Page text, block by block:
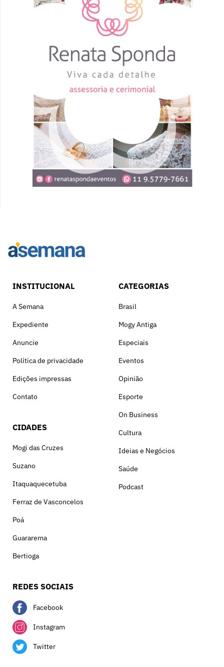
INSTITUCIONAL
A Semana
Expediente
Anuncie
Política de privacidade
Edições impressas
Contato
CIDADES
Mogi das Cruzes
Suzano
Itaquaquecetuba
Ferraz de Vasconcelos
Poá
Guararema
Bertioga
CATEGORIAS
Brasil
Mogy Antiga
Especiais
Eventos
Opinião
Esporte
On Business
Cultura
Ideias e Negócios
Saúde
Podcast
REDES SOCIAIS
Facebook
Instagram
Twitter